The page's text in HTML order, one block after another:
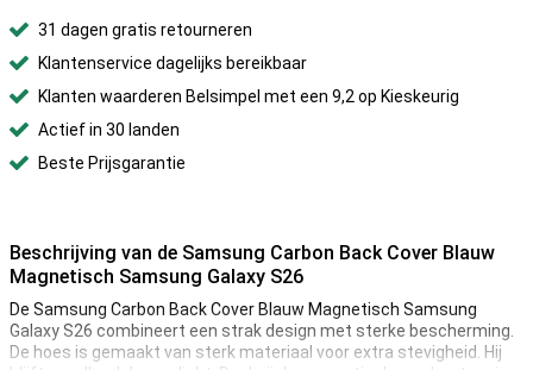
31 dagen gratis retourneren
Klantenservice dagelijks bereikbaar
Klanten waarderen Belsimpel met een 9,2 op Kieskeurig
Actief in 30 landen
Beste Prijsgarantie
Beschrijving van de Samsung Carbon Back Cover Blauw
Magnetisch Samsung Galaxy S26
De Samsung Carbon Back Cover Blauw Magnetisch Samsung
Galaxy S26 combineert een strak design met sterke bescherming.
De hoes is gemaakt van sterk materiaal voor extra stevigheid. Hij